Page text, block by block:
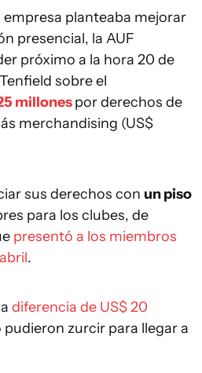
planteaba mejorar
presencial, la AUF
próximo a la hora 20 de
sobre el
millonespor derechos de
merchandising (US$
sus derechos con un piso
para los clubes, de
presentó a los miembros
.
diferencia de US$ 20
pudieron zurcir para llegar a